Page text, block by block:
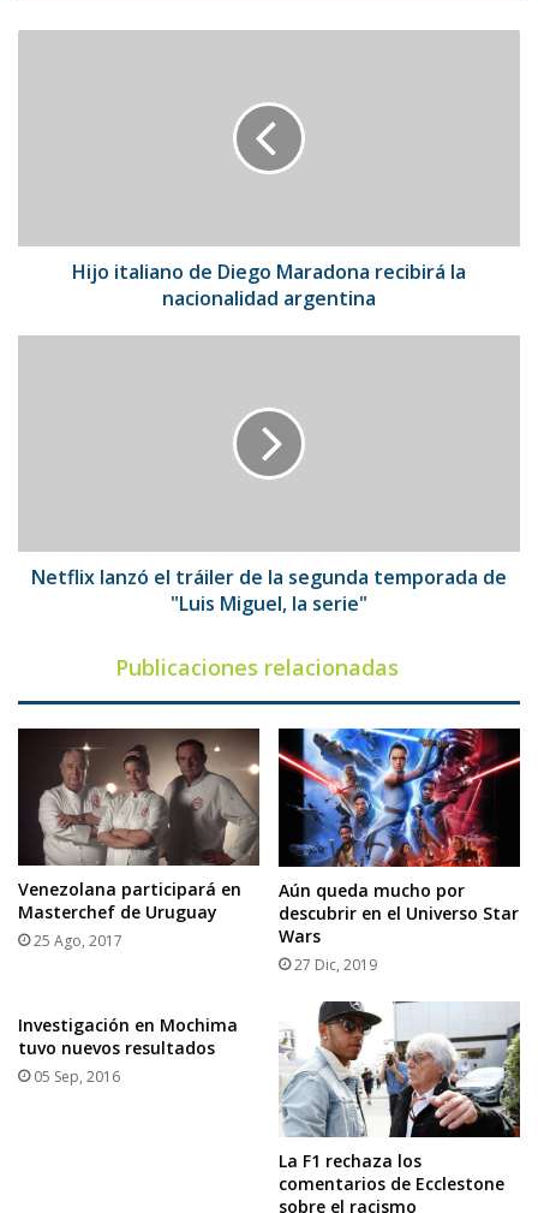
argentina
Hijo italiano de Diego Maradona recibirá la
nacionalidad argentina
de
"Luis
Netflix lanzó el tráiler de la segunda temporada de
"Luis Miguel, la serie"
Publicaciones relacionadas
Venezolana participará en
Masterchef de Uruguay
25 Ago, 2017
Aún queda mucho por
descubrir en el Universo Star
Wars
27 Dic, 2019
Investigación en Mochima
tuvo nuevos resultados
05 Sep, 2016
La F1 rechaza los
comentarios de Ecclestone
sobre el racismo